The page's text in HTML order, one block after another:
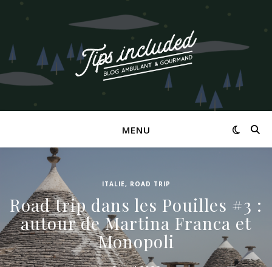
MENU
ITALIE, ROAD TRIP
Road trip dans les Pouilles #3 :
autour de Martina Franca et
Monopoli